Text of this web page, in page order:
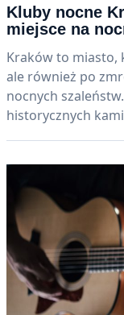
Kluby nocne
miejsce na
Kraków to miasto,
ale również po
nocnych
historycznych